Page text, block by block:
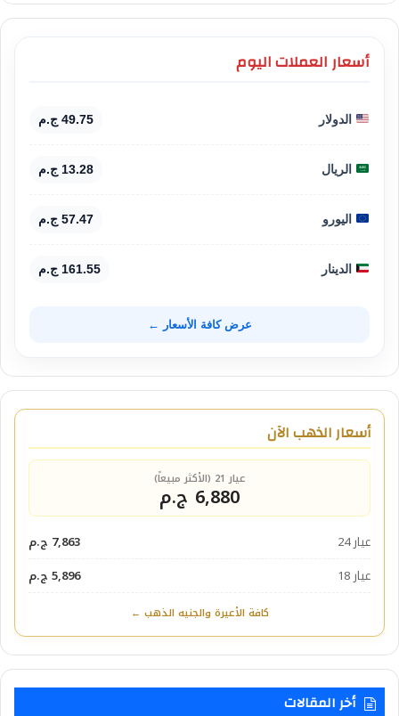
أسعار العملات اليوم
الدولار 49.75 ج.م
الريال 13.28 ج.م
اليورو 57.47 ج.م
الدينار 161.55 ج.م
عرض كافة الأسعار ←
أسعار الذهب الآن
عيار 21 (الأكثر مبيعاً)
6,880 ج.م
عيار 24
7,863 ج.م
عيار 18
5,896 ج.م
كافة الأعيرة والجنيه الذهب ←
أخر المقالات